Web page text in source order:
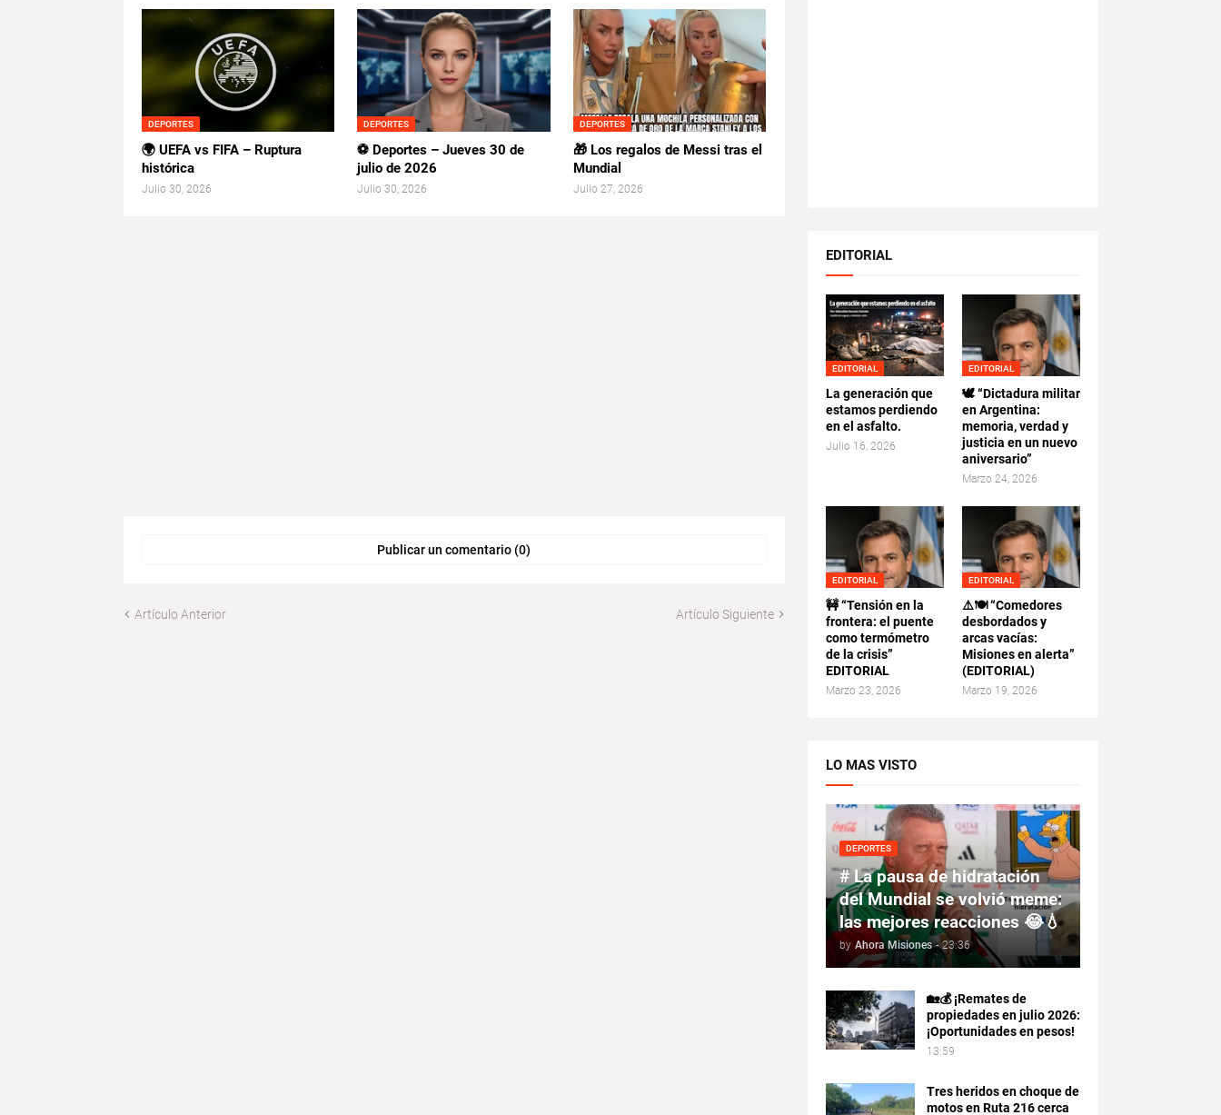
DEPORTES
🌍 UEFA vs FIFA – Ruptura
histórica
Julio 30, 2026
DEPORTES
⚽ Deportes – Jueves 30 de
julio de 2026
Julio 30, 2026
DEPORTES
🎁 Los regalos de Messi tras el
Mundial
Julio 27, 2026
Publicar un comentario (0)
Artículo Anterior Artículo Siguiente
EDITORIAL
EDITORIAL
La generación que
estamos perdiendo
en el asfalto.
Julio 16, 2026
EDITORIAL
🕊️ “Dictadura militar
en Argentina:
memoria, verdad y
justicia en un nuevo
aniversario”
Marzo 24, 2026
EDITORIAL
🚧 “Tensión en la
frontera: el puente
como termómetro
de la crisis”
EDITORIAL
Marzo 23, 2026
EDITORIAL
⚠️🍽️ “Comedores
desbordados y
arcas vacías:
Misiones en alerta”
(EDITORIAL)
Marzo 19, 2026
LO MAS VISTO
DEPORTES
# La pausa de hidratación
del Mundial se volvió meme:
las mejores reacciones 😂💧
by Ahora Misiones - 23:36
🏡💰 ¡Remates de
propiedades en julio 2026:
¡Oportunidades en pesos!
13:59
Tres heridos en choque de
motos en Ruta 216 cerca